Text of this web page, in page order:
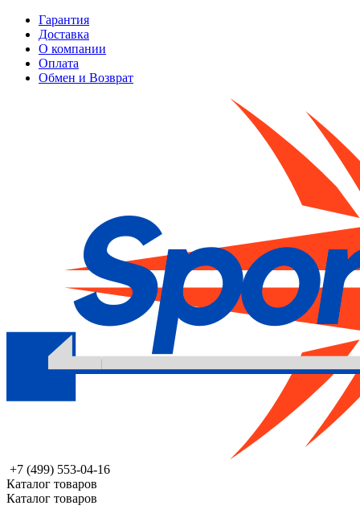
Гарантия
Доставка
О компании
Оплата
Обмен и Возврат
+7 (499) 553-04-16
Каталог товаров
Каталог товаров